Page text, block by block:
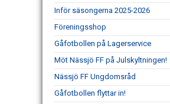
Inför säsongerna 2025-2026
Föreningsshop
Gåfotbollen på Lagerservice
Möt Nässjö FF på Julskyltningen!
Nässjö FF Ungdomsråd
Gåfotbollen flyttar in!